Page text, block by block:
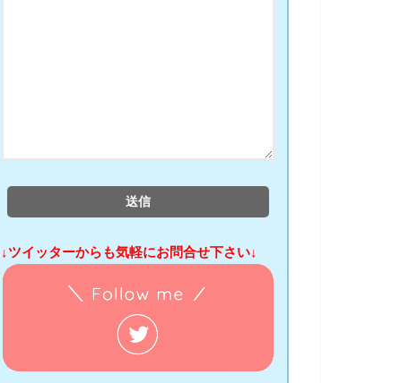
↓ツイッターからも気軽にお問合せ下さい↓